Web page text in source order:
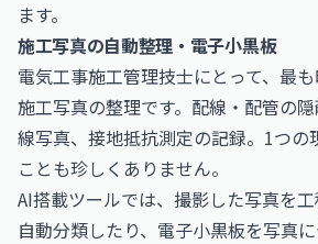
ます。
施工写真の自動整理・電子小黒板
電気工事施工管理技士にとって、最
施工写真の整理です。配線・配管の
線写真、接地抵抗測定の記録。1つの
ことも珍しくありません。
AI搭載ツールでは、撮影した写真を
自動分類したり、電子小黒板を写真